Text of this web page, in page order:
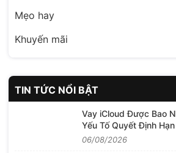
Mẹo hay
Khuyến mãi
TIN TỨC NỔI BẬT
Vay iCloud Được Bao
Yếu Tố Quyết Định
06/08/2026